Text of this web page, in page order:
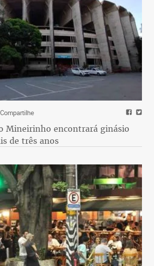
Mineirinho encontrará ginásio
de três anos